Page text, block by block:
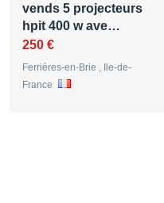
vends 5 projecteurs
hpit 400 w ave…
250 €
Ferrières-en-Brie , Ile-de-
France